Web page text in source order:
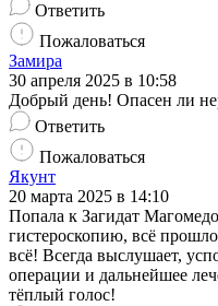
Ответить
Пожаловаться
Замира
30 апреля 2025 в 10:58
Добрый день! Опасен ли
Ответить
Пожаловаться
Якунт
20 марта 2025 в 14:10
Попала к Загидат
гистероскопию, всё
всё! Всегда выслушает,
операции и дальнейшее
тёплый голос!